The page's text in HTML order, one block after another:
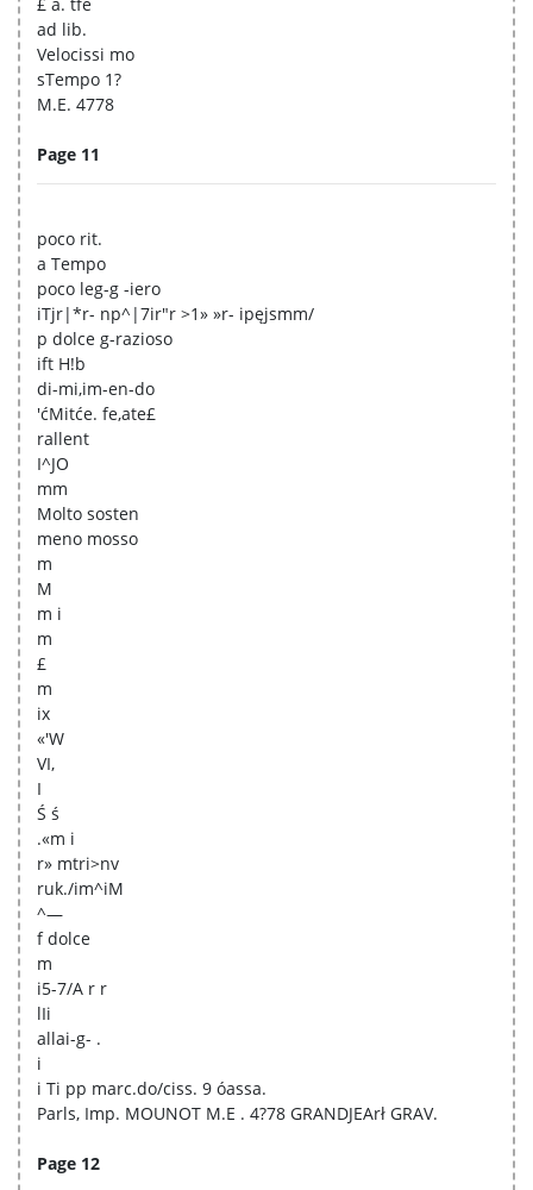
ad lib.
Velocissi mo
sTempo 1?
M.E. 4778
Page 11
poco rit.
a Tempo
poco leg-g -iero
iTjr|*r- np^|7ir"r >1» »r- ipęjsmm/
p dolce g-razioso
ift H!b
di-mi,im-en-do
'ćMitće. fe,ate£
rallent
I^JO
mm
Molto sosten
meno mosso
m
M
m i
m
£
m
ix
«'W
VI,
I
Ś ś
.«m i
r» mtri>nv
ruk./im^iM
^—
f dolce
m
i5-7/A r r
lIi
allai-g- .
i
i Ti pp marc.do/ciss. 9 óassa.
Parls, Imp. MOUNOT M.E . 4?78 GRANDJEArł GRAV.
Page 12